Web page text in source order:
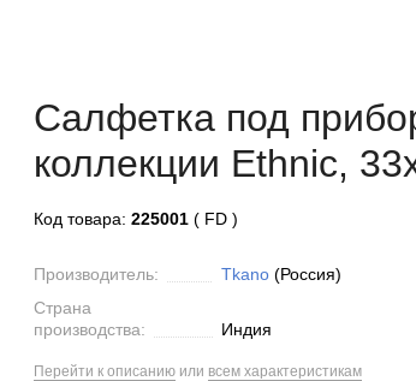
Салфетка под
коллекции Ethnic,
Код товара: 225001 ( FD )
Производитель: Tkano(Россия)
Страна
производства:
Индия
Перейти к описаниюили всем характеристикам